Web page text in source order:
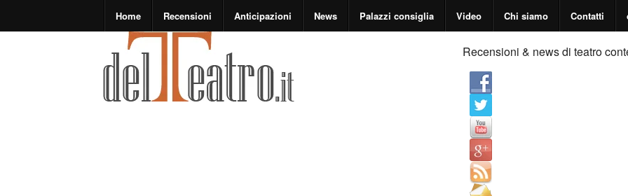
Home Recensioni Anticipazioni News Palazzi consiglia Video Chi siamo Contatti
Recensioni & news di teatro